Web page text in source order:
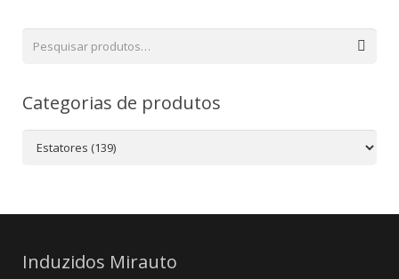
Categorias de produtos
Induzidos Mirauto